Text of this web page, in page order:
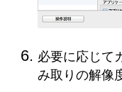
必要に応じて
み取りの解像